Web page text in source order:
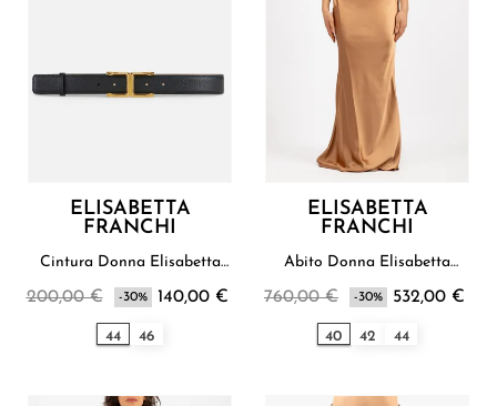
ELISABETTA
FRANCHI
Cintura Donna Elisabetta
200,00 € -30% 140,00 €
44 46
ELISABETTA
FRANCHI
Abito Donna Elisabetta
760,00 € -30% 532,00 €
40 42 44